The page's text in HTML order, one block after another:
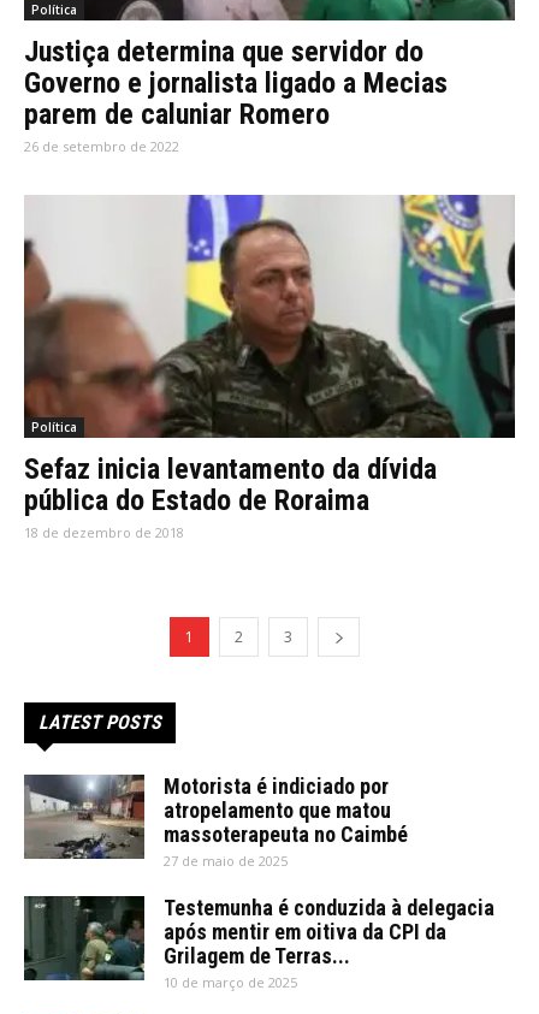
Política
Justiça determina que servidor do
Governo e jornalista ligado a Mecias
parem de caluniar Romero
26 de setembro de 2022
Política
Sefaz inicia levantamento da dívida
pública do Estado de Roraima
18 de dezembro de 2018
1 2 3
LATEST POSTS
Motorista é indiciado por
atropelamento que matou
massoterapeuta no Caimbé
27 de maio de 2025
Testemunha é conduzida à delegacia
após mentir em oitiva da CPI da
Grilagem de Terras...
10 de março de 2025